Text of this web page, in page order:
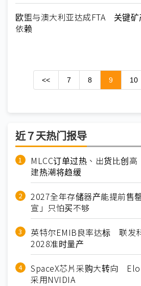
欧盟与澳大利亚达成FTA 关键矿
依赖
<< 7 8 9 10
近７天热门报导
MLCC订单过热、出货比创
建热潮将趋缓
2027全年存储器产能提前
宣」只怕买不够
英特尔EMIB良率达标 联发
2028准时量产
SpaceX芯片采购大转向
采用NVIDIA